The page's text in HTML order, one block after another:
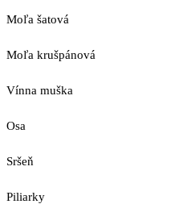
Moľa šatová
Moľa krušpánová
Vínna muška
Osa
Sršeň
Piliarky